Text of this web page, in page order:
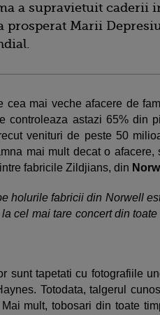
a supravietuit caderii
prosperat Marii
cea mai veche afacere de
controleaza astazi 65% din
venituri de peste 50
mai mult decat o
fabricile Zildjians, din
holurile fabricii din Norwell
cel mai tare concert din toate
sunt tapetati cu fotografiile
Totodata, talgerul
mult, tobosari din toate